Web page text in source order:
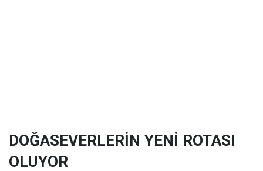
DOĞASEVERLERİN YENİ ROTASI
OLUYOR